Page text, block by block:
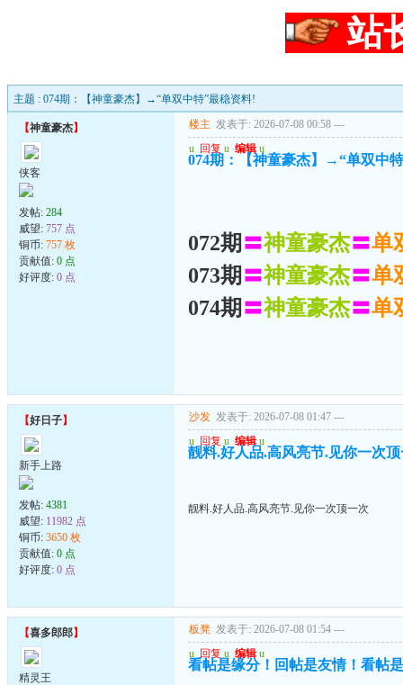
站
主题 : 074期：【神童豪杰】→“单双中特”最稳资料!
【神童豪杰】
侠客
发帖: 284
威望: 757 点
铜币: 757 枚
贡献值: 0 点
好评度: 0 点
楼主 发表于: 2026-07-08 00:58 ---
u 回复 u 编辑 u
074期：【神童豪杰】→“单双中
072期 〓神童豪杰〓单
073期 〓神童豪杰〓单
074期 〓神童豪杰〓单
【好日子】
新手上路
发帖: 4381
威望: 11982 点
铜币: 3650 枚
贡献值: 0 点
好评度: 0 点
沙发 发表于: 2026-07-08 01:47 ---
u 回复 u 编辑 u
靓料.好人品.高风亮节.见你一次
靓料.好人品.高风亮节.见你一次顶一次
【喜多郎郎】
精灵王
板凳 发表于: 2026-07-08 01:54 ---
u 回复 u 编辑 u
看帖是缘分！回帖是友情！看帖